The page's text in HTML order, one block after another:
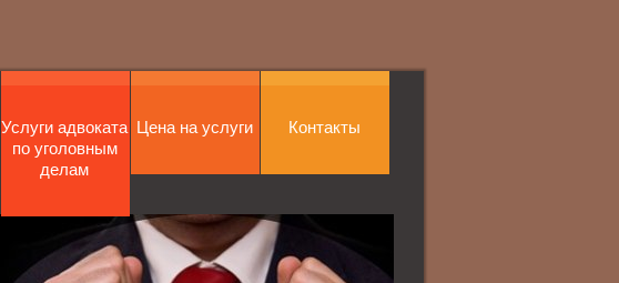
Услуги адвоката
по уголовным
делам
Цена на услуги Контакты